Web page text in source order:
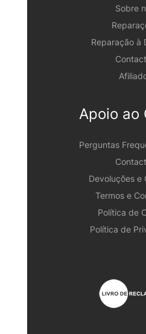
Sobre
Reparação à
Apoio ao
Perguntas
Devoluções e
Termos e
Política de
Política de